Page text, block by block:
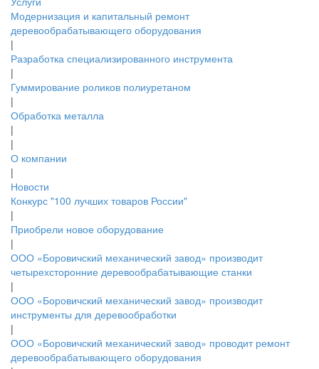
Модернизация и капитальный ремонт
деревообрабатывающего оборудования
|
Разработка специализированного инструмента
|
Гуммирование роликов полиуретаном
|
Обработка металла
|
|
О компании
|
Новости
Конкурс "100 лучших товаров России"
|
Приобрели новое оборудование
|
ООО «Боровичский механический завод» производит
четырехсторонние деревообрабатывающие станки
|
ООО «Боровичский механический завод» производит
инструменты для деревообработки
|
ООО «Боровичский механический завод» проводит ремонт
деревообрабатывающего оборудования